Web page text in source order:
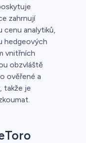
zahrnují
cenu analytiků,
hedgeových
vnitřních
obzvláště
ověřené a
takže je